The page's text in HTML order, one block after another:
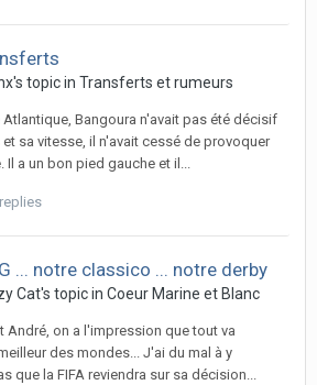
topic in Transferts et rumeurs
Bangoura n'avait pas été décisif
sa vitesse, il n'avait cessé de provoquer
Il a un bon pied gauche et il...
... notre classico ... notre derby
Cat's topic in Coeur Marine et Blanc
André, on a l'impression que tout va
des mondes... J'ai du mal à y
que la FIFA reviendra sur sa décision...